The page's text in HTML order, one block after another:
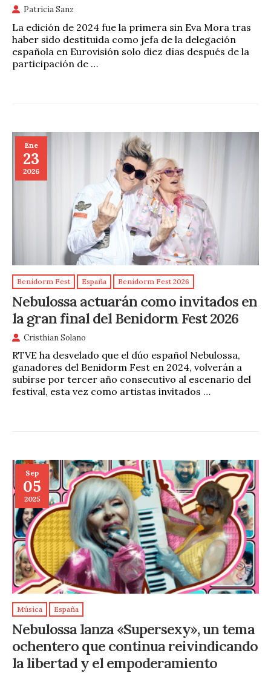
Patricia Sanz
La edición de 2024 fue la primera sin Eva Mora tras
haber sido destituida como jefa de la delegación
española en Eurovisión solo diez días después de la
participación de …
Ene
23
2026
Benidorm Fest España Benidorm Fest 2026
Nebulossa actuarán como invitados en
la gran final del Benidorm Fest 2026
Cristhian Solano
RTVE ha desvelado que el dúo español Nebulossa,
ganadores del Benidorm Fest en 2024, volverán a
subirse por tercer año consecutivo al escenario del
festival, esta vez como artistas invitados …
Sep
05
2025
Música España
Nebulossa lanza «Supersexy», un tema
ochentero que continua reivindicando
la libertad y el empoderamiento